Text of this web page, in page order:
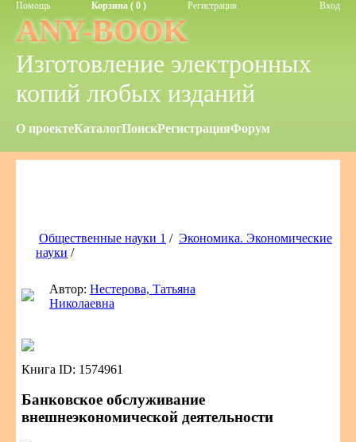
Помощь Корзина ( 0 ) Регистрация Вход
ANY-BOOK
Изготовление электронных
копий любых изданий
О проектеКаталогПоискРегистрацияФорум
Общественные науки 1 / Экономика. Экономические
науки /
Автор: Нестерова, Татьяна
Николаевна
Книга ID: 1574961
Банковское обслуживание
внешнеэкономической деятельности